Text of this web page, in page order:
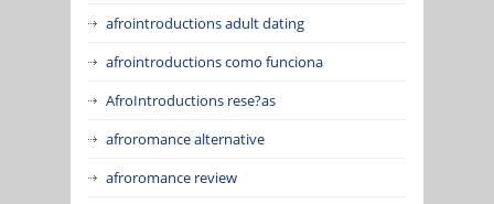
afrointroductions adult dating
afrointroductions como funciona
AfroIntroductions rese?as
afroromance alternative
afroromance review